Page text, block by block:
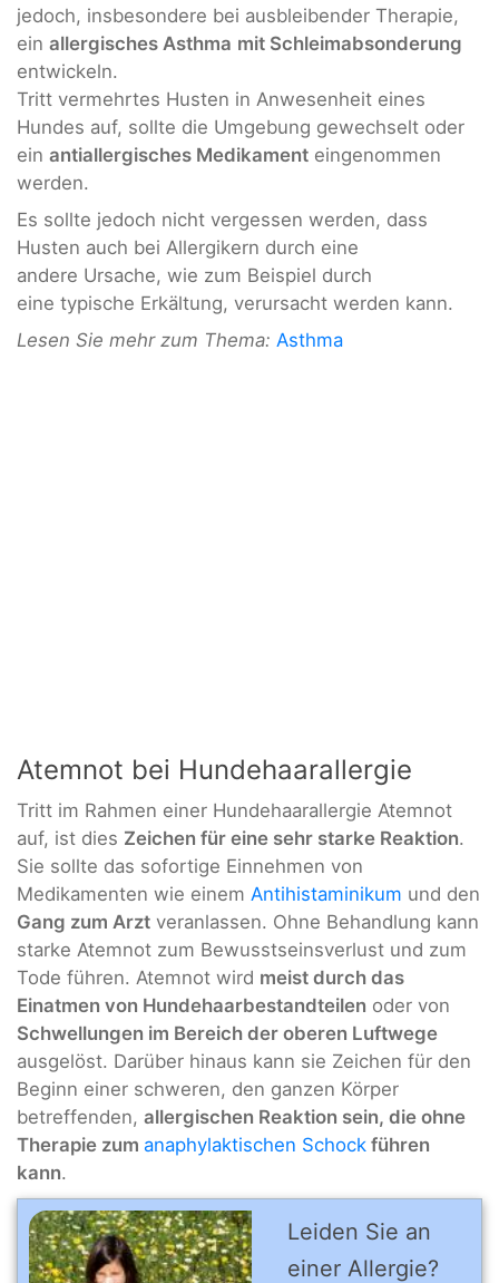
jedoch, insbesondere bei ausbleibender Therapie,
ein allergisches Asthma mit Schleimabsonderung
entwickeln.
Tritt vermehrtes Husten in Anwesenheit eines
Hundes auf, sollte die Umgebung gewechselt oder
ein antiallergisches Medikament eingenommen
werden.
Es sollte jedoch nicht vergessen werden, dass
Husten auch bei Allergikern durch eine
andere Ursache, wie zum Beispiel durch
eine typische Erkältung, verursacht werden kann.
Lesen Sie mehr zum Thema: Asthma
Atemnot bei Hundehaarallergie
Tritt im Rahmen einer Hundehaarallergie Atemnot
auf, ist dies Zeichen für eine sehr starke Reaktion.
Sie sollte das sofortige Einnehmen von
Medikamenten wie einem Antihistaminikum und den
Gang zum Arzt veranlassen. Ohne Behandlung kann
starke Atemnot zum Bewusstseinsverlust und zum
Tode führen. Atemnot wird meist durch das
Einatmen von Hundehaarbestandteilen oder von
Schwellungen im Bereich der oberen Luftwege
ausgelöst. Darüber hinaus kann sie Zeichen für den
Beginn einer schweren, den ganzen Körper
betreffenden, allergischen Reaktion sein, die ohne
Therapie zum anaphylaktischen Schock führen
kann.
Leiden Sie an
einer Allergie?